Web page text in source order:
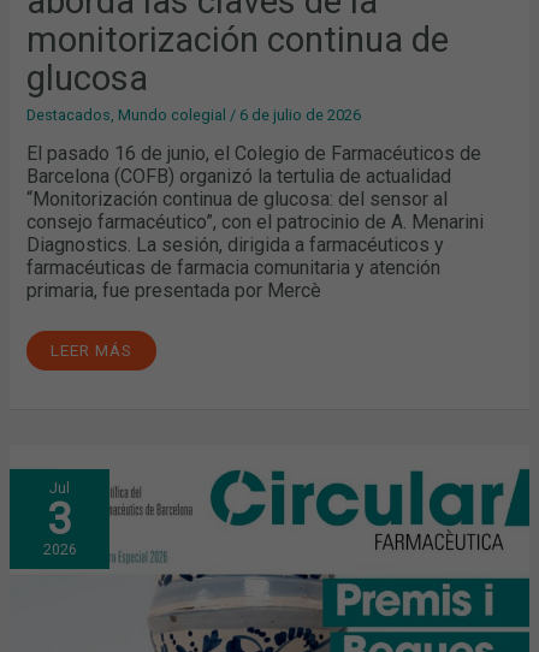
monitorización continua de
glucosa
Destacados, Mundo colegial / 6 de julio de 2026
El pasado 16 de junio, el Colegio de Farmacéuticos de
Barcelona (COFB) organizó la tertulia de actualidad
“Monitorización continua de glucosa: del sensor al
consejo farmacéutico”, con el patrocinio de A. Menarini
Diagnostics. La sesión, dirigida a farmacéuticos y
farmacéuticas de farmacia comunitaria y atención
primaria, fue presentada por Mercè
LEER MÁS
Jul
3
2026
YA
DISPONIBLE
LA
EDICIÓN
ESPECIAL
DE
BECAS